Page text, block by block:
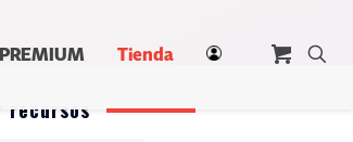
PREMIUM Tienda
recursos